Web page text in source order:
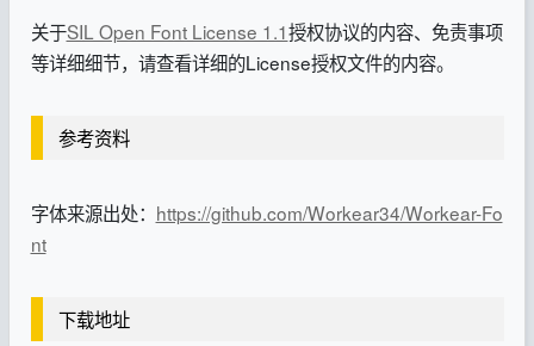
关于SIL Open Font License 1.1授权协议的内容、免责事项
等详细细节，请查看详细的License授权文件的内容。
参考资料
字体来源出处： https://github.com/Workear34/Workear-Fo
nt
下载地址